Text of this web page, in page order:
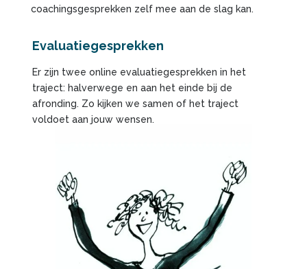
coachingsgesprekken zelf mee aan de slag kan.
Evaluatiegesprekken
Er zijn twee online evaluatiegesprekken in het
traject: halverwege en aan het einde bij de
afronding. Zo kijken we samen of het traject
voldoet aan jouw wensen.